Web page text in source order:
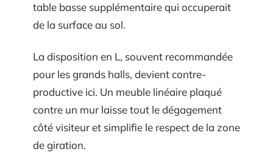
table basse supplémentaire qui occuperait
de la surface au sol.
La disposition en L, souvent recommandée
pour les grands halls, devient contre-
productive ici. Un meuble linéaire plaqué
contre un mur laisse tout le dégagement
côté visiteur et simplifie le respect de la zone
de giration.